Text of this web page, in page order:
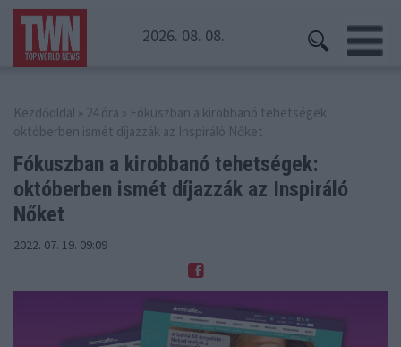
2026. 08. 08.
Kezdőoldal » 24 óra » Fókuszban a kirobbanó tehetségek:
októberben ismét díjazzák az Inspiráló Nőket
Fókuszban a kirobbanó tehetségek:
októberben ismét díjazzák az Inspiráló
Nőket
2022. 07. 19. 09:09